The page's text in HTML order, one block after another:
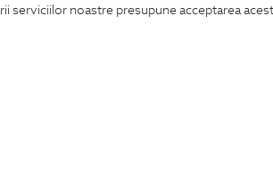
serviciilor noastre presupune acceptarea